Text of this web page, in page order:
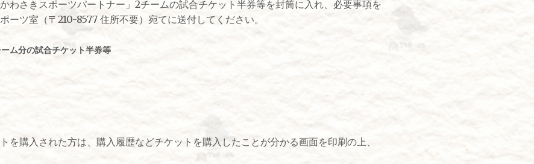
わさきスポーツパートナー」2チームの試合チケット半券等を封筒に入れ、必要事項を
ーツ室（〒210-8577 住所不要）宛てに送付してください。
ム分の試合チケット半券等
を購入された方は、購入履歴などチケットを購入したことが分かる画面を印刷の上、